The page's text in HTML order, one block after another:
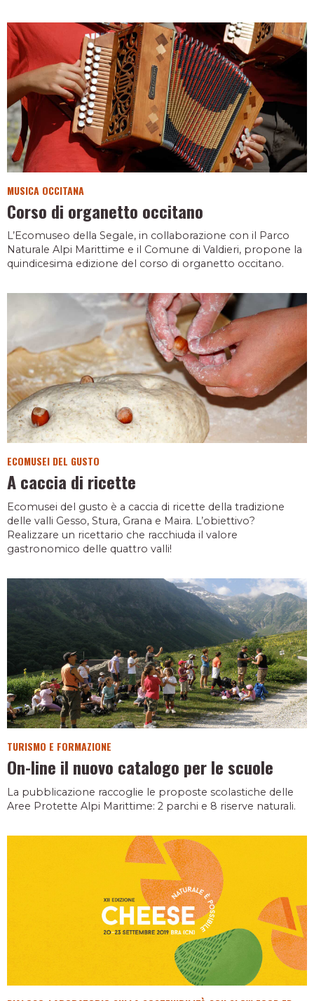
MUSICA OCCITANA
Corso di organetto occitano
L’Ecomuseo della Segale, in collaborazione con il Parco
Naturale Alpi Marittime e il Comune di Valdieri, propone la
quindicesima edizione del corso di organetto occitano.
ECOMUSEI DEL GUSTO
A caccia di ricette
Ecomusei del gusto è a caccia di ricette della tradizione
delle valli Gesso, Stura, Grana e Maira. L’obiettivo?
Realizzare un ricettario che racchiuda il valore
gastronomico delle quattro valli!
TURISMO E FORMAZIONE
On-line il nuovo catalogo per le scuole
La pubblicazione raccoglie le proposte scolastiche delle
Aree Protette Alpi Marittime: 2 parchi e 8 riserve naturali.